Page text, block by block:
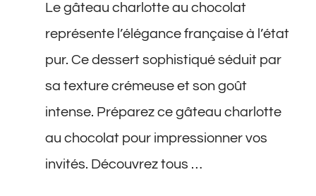
au
Chocolat
Le gâteau charlotte au chocolat
représente l’élégance française à l’état
pur. Ce dessert sophistiqué séduit par
sa texture crémeuse et son goût
intense. Préparez ce gâteau charlotte
au chocolat pour impressionner vos
invités. Découvrez tous …